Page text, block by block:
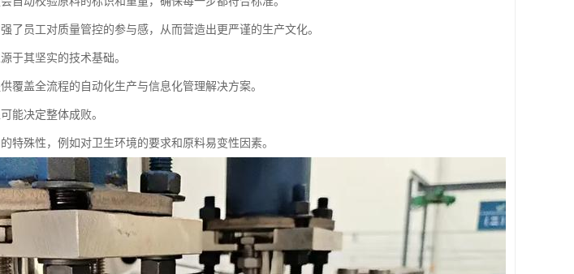
了员工对质量管控的参与感，从而营造出更严谨的生产文化。
于其坚实的技术基础。
覆盖全流程的自动化生产与信息化管理解决方案。
能决定整体成败。
特殊性，例如对卫生环境的要求和原料易变性因素。